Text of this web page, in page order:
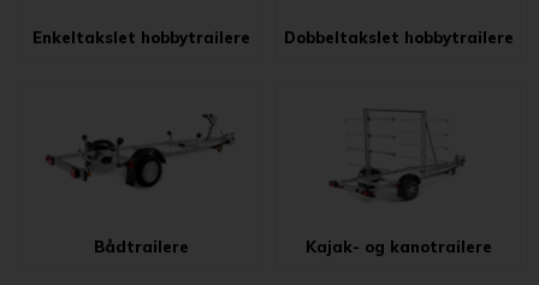
Enkeltakslet hobbytrailere Dobbeltakslet hobbytrailere
Bådtrailere Kajak- og kanotrailere